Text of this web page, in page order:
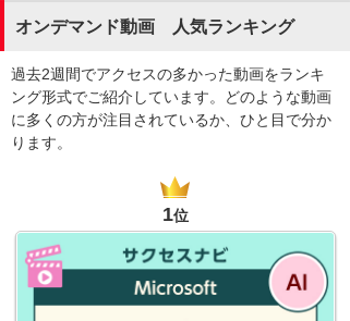
オンデマンド動画 人気ランキング
過去2週間でアクセスの多かった動画をランキ
ング形式でご紹介しています。どのような動画
に多くの方が注目されているか、ひと目で分か
ります。
1位